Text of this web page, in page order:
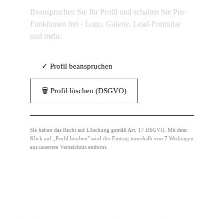
Beanspruchen Sie Ihr Profil und schalten Sie Pro-
Funktionen frei - Logo, Galerie, Lead-Formular
und mehr.
✓ Profil beanspruchen
🗑 Profil löschen (DSGVO)
Sie haben das Recht auf Löschung gemäß Art. 17 DSGVO. Mit dem
Klick auf „Profil löschen" wird der Eintrag innerhalb von 7 Werktagen
aus unserem Verzeichnis entfernt.